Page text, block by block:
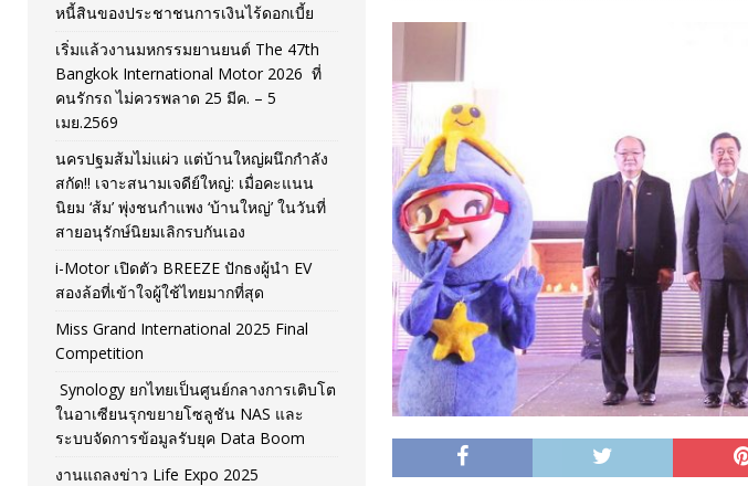
หนี้สินของประชาชนการเงินไร้ดอกเบี้ย
เริ่มแล้วงานมหกรรมยานยนต์ The 47th
Bangkok International Motor 2026 ที่
คนรักรถ ไม่ควรพลาด 25 มีค. – 5
เมย.2569
นครปฐมส้มไม่แผ่ว แต่บ้านใหญ่ผนึกกำลัง
สกัด!! เจาะสนามเจดีย์ใหญ่: เมื่อคะแนน
นิยม ‘ส้ม’ พุ่งชนกำแพง ‘บ้านใหญ่’ ในวันที่
สายอนุรักษ์นิยมเลิกรบกันเอง
i-Motor เปิดตัว BREEZE ปักธงผู้นำ EV
สองล้อที่เข้าใจผู้ใช้ไทยมากที่สุด
Miss Grand International 2025 Final
Competition
Synology ยกไทยเป็นศูนย์กลางการเติบโต
ในอาเซียนรุกขยายโซลูชัน NAS และ
ระบบจัดการข้อมูลรับยุค Data Boom
งานแถลงข่าว Life Expo 2025